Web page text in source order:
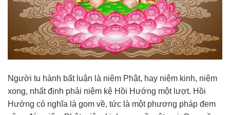
Người tu hành bất luận là niệm Phật, hay niệm kinh, niệm
xong, nhất định phải niệm kệ Hồi Hướng một lượt. Hồi
Hướng có nghĩa là gom về, tức là một phương pháp đem